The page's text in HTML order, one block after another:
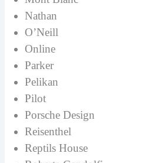
Nathan
O’Neill
Online
Parker
Pelikan
Pilot
Porsche Design
Reisenthel
Reptils House